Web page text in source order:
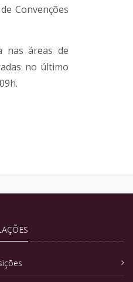
Convenções
nas áreas de
no último